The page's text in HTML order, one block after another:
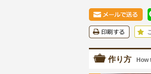
作り方 How